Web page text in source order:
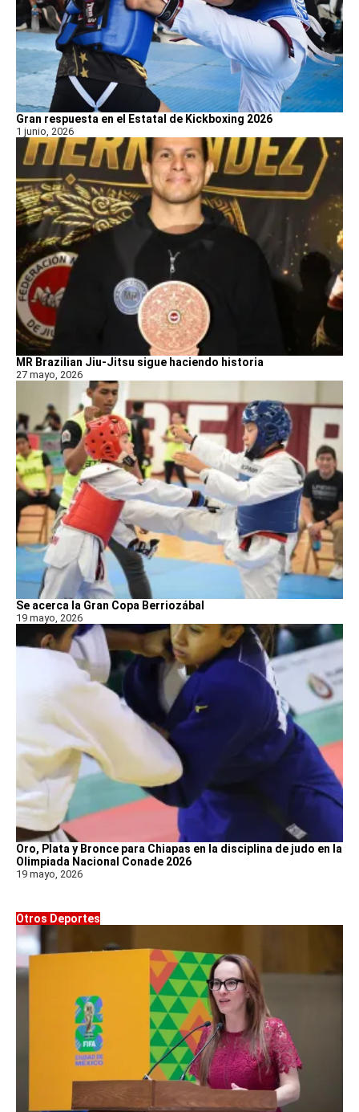
Gran respuesta en el Estatal de Kickboxing 2026
1 junio, 2026
MR Brazilian Jiu-Jitsu sigue haciendo historia
27 mayo, 2026
Se acerca la Gran Copa Berriozábal
19 mayo, 2026
Oro, Plata y Bronce para Chiapas en la disciplina de judo en la
Olimpiada Nacional Conade 2026
19 mayo, 2026
Otros Deportes